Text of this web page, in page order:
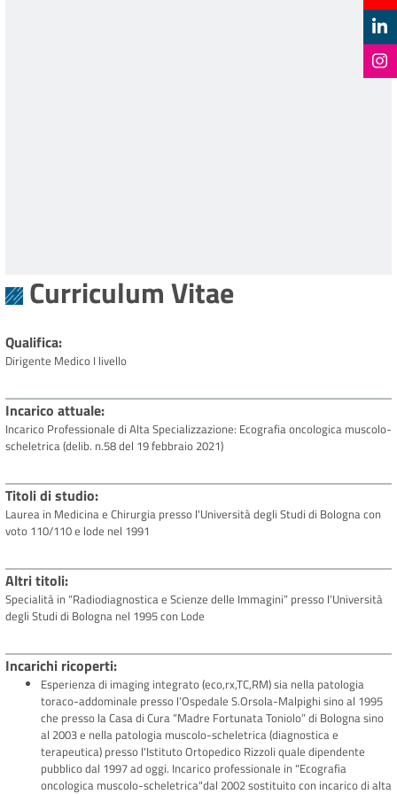
Curriculum Vitae
Qualifica
Dirigente Medico I livello
Incarico attuale
Incarico Professionale di Alta Specializzazione: Ecografia oncologica muscolo-
scheletrica (delib. n.58 del 19 febbraio 2021)
Titoli di studio
Laurea in Medicina e Chirurgia presso l'Università degli Studi di Bologna con
voto 110/110 e lode nel 1991
Altri titoli
Specialità in “Radiodiagnostica e Scienze delle Immagini” presso l’Università
degli Studi di Bologna nel 1995 con Lode
Incarichi ricoperti
Esperienza di imaging integrato (eco,rx,TC,RM) sia nella patologia
toraco-addominale presso l’Ospedale S.Orsola-Malpighi sino al 1995
che presso la Casa di Cura “Madre Fortunata Toniolo” di Bologna sino
al 2003 e nella patologia muscolo-scheletrica (diagnostica e
terapeutica) presso l'Istituto Ortopedico Rizzoli quale dipendente
pubblico dal 1997 ad oggi. Incarico professionale in "Ecografia
oncologica muscolo-scheletrica"dal 2002 sostituito con incarico di alta